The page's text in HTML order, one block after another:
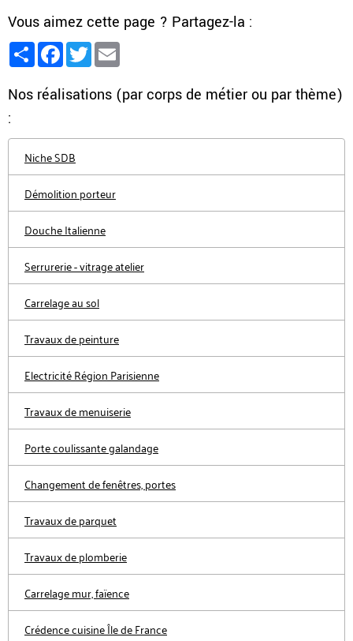
Vous aimez cette page ? Partagez-la :
PartagerFacebook
Twitter
Nos réalisations (par corps de métier ou par thème)
:
Niche SDB
Démolition porteur
Douche Italienne
Serrurerie - vitrage atelier
Carrelage au sol
Travaux de peinture
Electricité Région Parisienne
Travaux de menuiserie
Porte coulissante galandage
Changement de fenêtres, portes
Travaux de parquet
Travaux de plomberie
Carrelage mur, faïence
Crédence cuisine Île de France